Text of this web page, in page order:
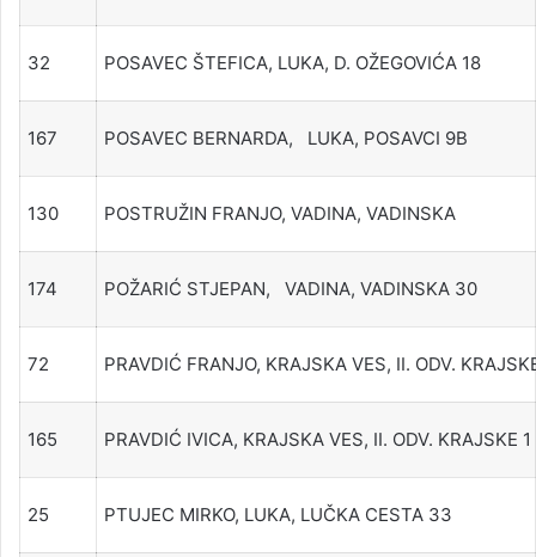
32 POSAVEC ŠTEFICA, LUKA, D. OŽEGOVIĆA 18
167 POSAVEC BERNARDA, LUKA, POSAVCI 9B
130 POSTRUŽIN FRANJO, VADINA, VADINSKA
174 POŽARIĆ STJEPAN, VADINA, VADINSKA 30
72 PRAVDIĆ FRANJO, KRAJSKA VES, II. ODV.
165 PRAVDIĆ IVICA, KRAJSKA VES, II. ODV. KRAJSKE 1
25 PTUJEC MIRKO, LUKA, LUČKA CESTA 33